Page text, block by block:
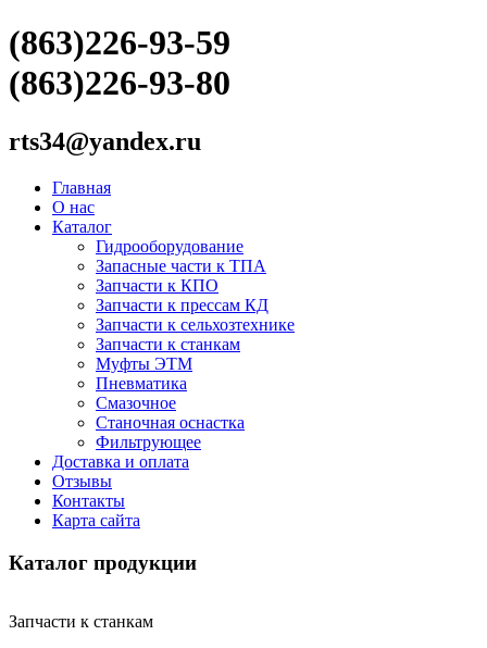
(863)226-93-59
(863)226-93-80
rts34@yandex.ru
Главная
О нас
Каталог
Гидрооборудование
Запасные части к ТПА
Запчасти к КПО
Запчасти к прессам КД
Запчасти к сельхозтехнике
Запчасти к станкам
Муфты ЭТМ
Пневматика
Смазочное
Станочная оснастка
Фильтрующее
Доставка и оплата
Отзывы
Контакты
Карта сайта
Каталог продукции
Запчасти к станкам